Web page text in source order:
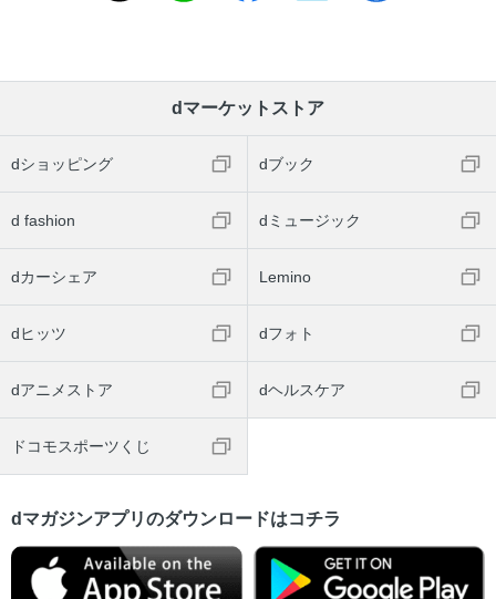
dマーケットストア
dショッピング dブック
d fashion dミュージック
dカーシェア Lemino
dヒッツ dフォト
dアニメストア dヘルスケア
ドコモスポーツくじ
dマガジンアプリのダウンロードはコチラ